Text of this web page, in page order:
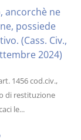
ancorchè ne
possiede
(Cass. Civ.,
2024)
1456 cod.civ.,
di restituzione
le...